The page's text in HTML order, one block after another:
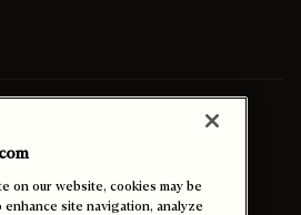
on our website, cookies may be
site navigation, analyze